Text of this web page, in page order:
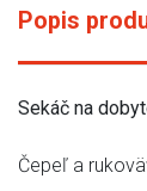
Popis
Sekáč na
Čepeľ a